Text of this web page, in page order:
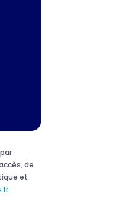
de
et